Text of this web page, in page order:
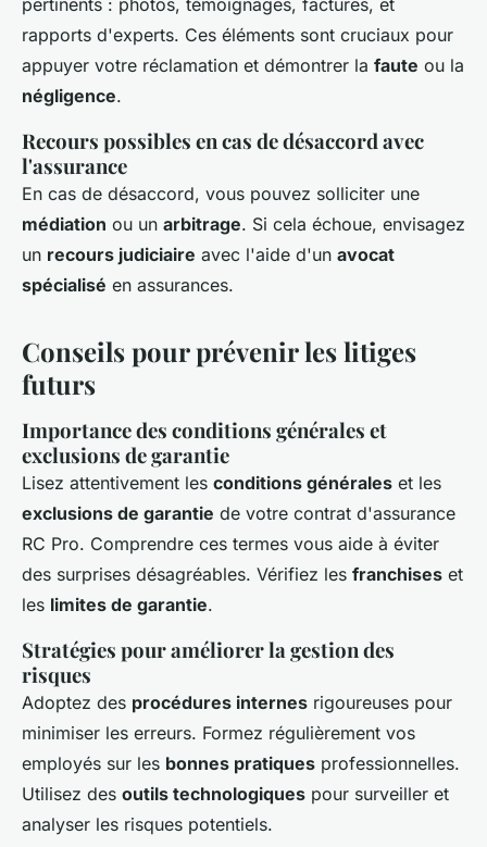
rapports d'experts. Ces éléments sont cruciaux pour
appuyer votre réclamation et démontrer la faute ou la
négligence.
Recours possibles en cas de désaccord avec
l'assurance
En cas de désaccord, vous pouvez solliciter une
médiation ou un arbitrage. Si cela échoue, envisagez
un recours judiciaire avec l'aide d'un avocat
spécialisé en assurances.
Conseils pour prévenir les litiges
futurs
Importance des conditions générales et
exclusions de garantie
Lisez attentivement les conditions générales et les
exclusions de garantie de votre contrat d'assurance
RC Pro. Comprendre ces termes vous aide à éviter
des surprises désagréables. Vérifiez les franchises et
les limites de garantie.
Stratégies pour améliorer la gestion des
risques
Adoptez des procédures internes rigoureuses pour
minimiser les erreurs. Formez régulièrement vos
employés sur les bonnes pratiques professionnelles.
Utilisez des outils technologiques pour surveiller et
analyser les risques potentiels.